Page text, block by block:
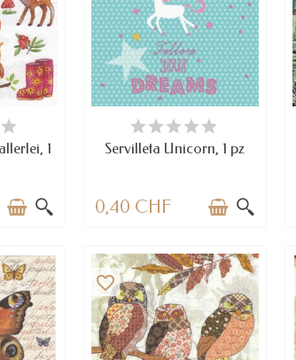
1
DISPONIBLE
Servilleta Unicorn, 1 pz
0,40 CHF
favorite_border